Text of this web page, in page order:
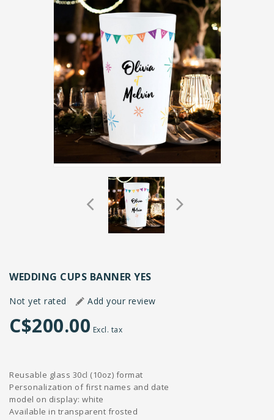
WEDDING CUPS BANNER YES
Not yet rated Add your review
C$200.00 Excl. tax
Reusable glass 30cl (10oz) format
Personalization of first names and date
model on display: white
Available in transparent frosted